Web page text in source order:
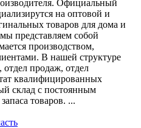
Официальный
на оптовой и
товаров для дома и
представляем собой
производством,
В нашей структуре
отдел продаж, отдел
квалифицированных
склад c постоянным
товаров. ...